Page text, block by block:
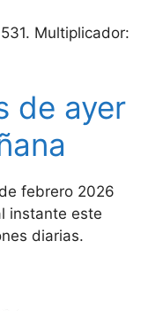
Multiplicador:
de ayer
febrero 2026
instante este
diarias.